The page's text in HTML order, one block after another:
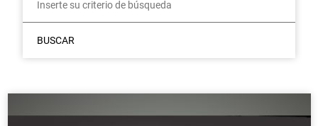
BUSCAR